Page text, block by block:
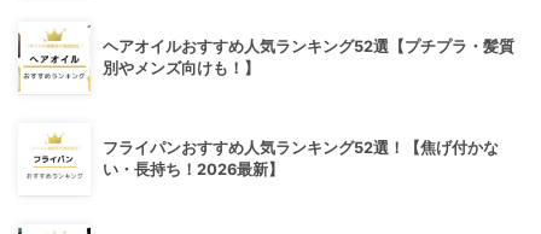
ヘアオイルおすすめ人気ランキング52選【プチプラ・髪質
別やメンズ向けも！】
フライパンおすすめ人気ランキング52選！【焦げ付かな
い・長持ち！2026最新】